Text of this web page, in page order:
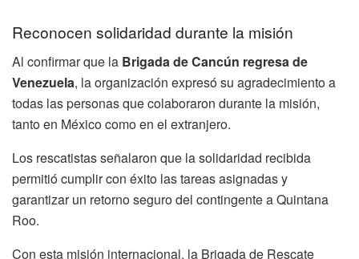
Reconocen solidaridad durante la misión
Al confirmar que la Brigada de Cancún regresa de
Venezuela, la organización expresó su agradecimiento a
todas las personas que colaboraron durante la misión,
tanto en México como en el extranjero.
Los rescatistas señalaron que la solidaridad recibida
permitió cumplir con éxito las tareas asignadas y
garantizar un retorno seguro del contingente a Quintana
Roo.
Con esta misión internacional, la Brigada de Rescate